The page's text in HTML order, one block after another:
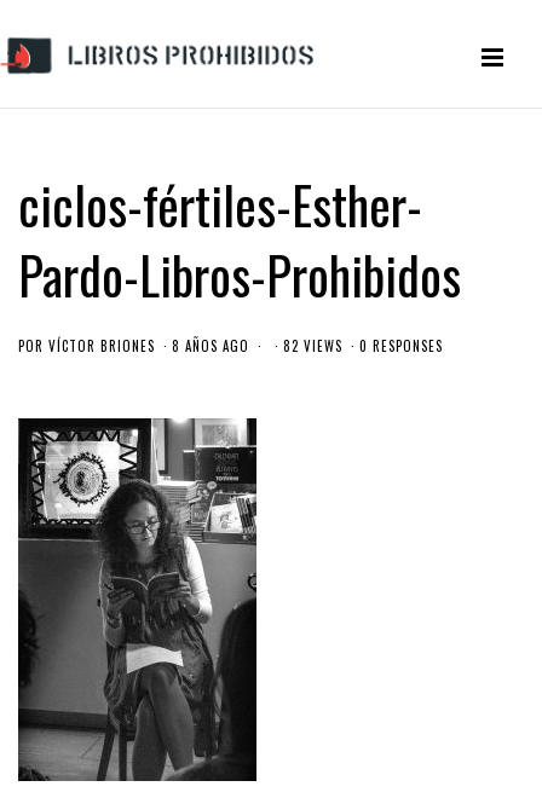
ciclos-fértiles-Esther-
Pardo-Libros-Prohibidos
POR VÍCTOR BRIONES 8 AÑOS AGO 82 VIEWS 0 RESPONSES